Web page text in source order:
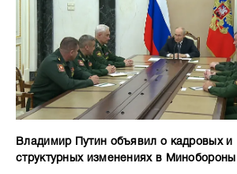
Владимир Путин объявил о кадровых и
структурных изменениях в Минобороны